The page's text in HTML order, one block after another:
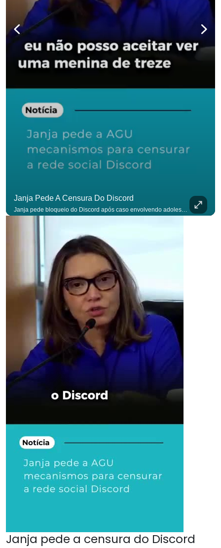
Janja Pede A Censura Do Discord
Janja pede bloqueio do Discord após caso envolvendo adolescente: “Precisamos tirar do ar”. #OAntagonista Se você busca informação com credibilidade, inscreva-se agora e ative o
Janja pede a censura do Discord